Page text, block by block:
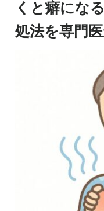
幹細
PRP
幹細
慢性
ドク
よく
クリ
くと癖にな
処法を専門